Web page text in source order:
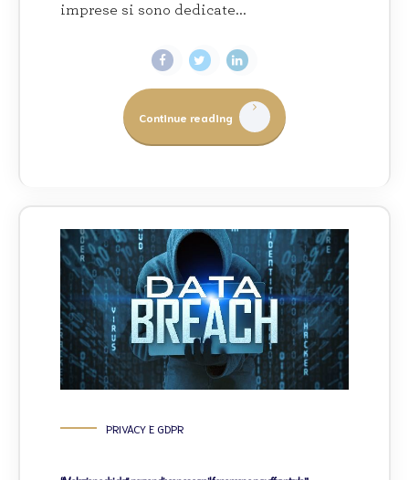
imprese si sono dedicate...
Continue reading
PRIVACY E GDPR